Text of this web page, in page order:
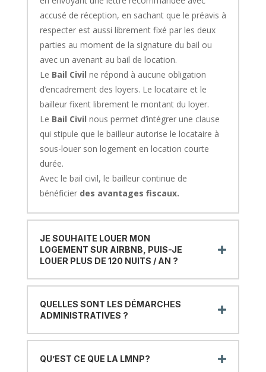
accusé de réception, en sachant que le préavis à
respecter est aussi librement fixé par les deux
parties au moment de la signature du bail ou
avec un avenant au bail de location.
Le Bail Civil ne répond à aucune obligation
d’encadrement des loyers. Le locataire et le
bailleur fixent librement le montant du loyer.
Le Bail Civil nous permet d’intégrer une clause
qui stipule que le bailleur autorise le locataire à
sous-louer son logement en location courte
durée.
Avec le bail civil, le bailleur continue de
bénéficier des avantages fiscaux.
JE SOUHAITE LOUER MON
LOGEMENT SUR AIRBNB, PUIS-JE
LOUER PLUS DE 120 NUITS / AN ?
QUELLES SONT LES DÉMARCHES
ADMINISTRATIVES ?
QU’EST CE QUE LA LMNP?